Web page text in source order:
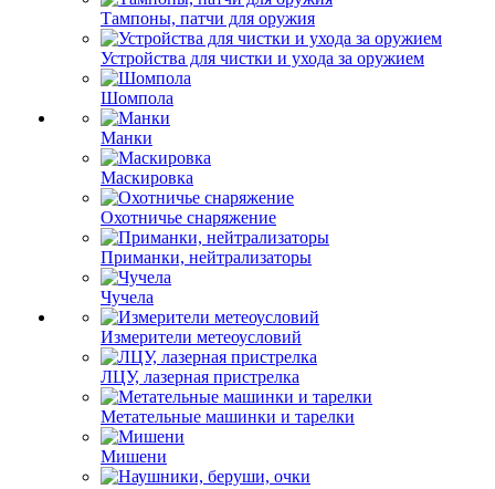
Тампоны, патчи для оружия
Устройства для чистки и ухода за оружием
Шомпола
Манки
Маскировка
Охотничье снаряжение
Приманки, нейтрализаторы
Чучела
Измерители метеоусловий
ЛЦУ, лазерная пристрелка
Метательные машинки и тарелки
Мишени